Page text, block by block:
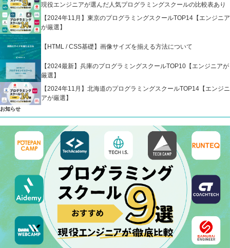
現役エンジニアが選んだ人気プログラミングスクールの比較表あり
【2024年11月】東京のプログラミングスクールTOP14【エンジニア
が厳選】
【HTML / CSS基礎】画像サイズを揃える方法について
【2024最新】兵庫のプログラミングスクールTOP10【エンジニアが
厳選】
【2024年11月】北海道のプログラミングスクールTOP14【エンジニ
アが厳選】
お知らせ